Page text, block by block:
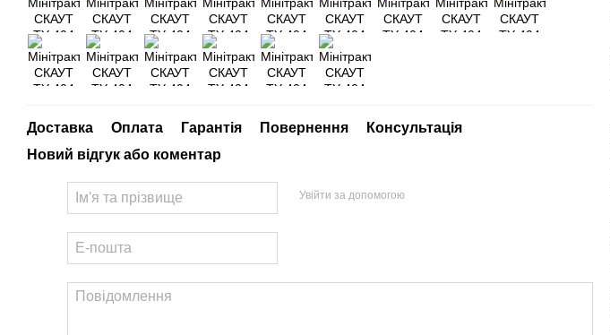
Доставка Оплата Гарантія Повернення
Консультація
Новий відгук або коментар
Увійти за допомогою